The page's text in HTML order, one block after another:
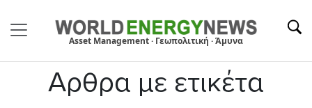
Asset Management · Γεωπολιτική · Άμυνα
Αρθρα με ετικέτα